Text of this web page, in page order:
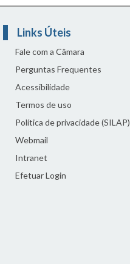
Links Úteis
Fale com a Câmara
Perguntas Frequentes
Acessibilidade
Termos de uso
Política de privacidade (SILAP)
Webmail
Intranet
Efetuar Login